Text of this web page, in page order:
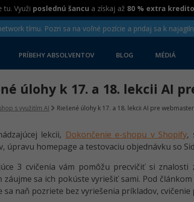
tu. Využi poslednú šancu a získaj až 80 % extra
tímu. Pozri sa na voľné pozície a pridaj sa k
PRÍBEHY ABSOLVENTOV BLOG MÉDIÁ
úlohy k 17. a 18. lekcii AI
s využitím AI Riešené úlohy k 17. a 18. lekcii AI pre
lekcii, Dokončenie e-shopu v Shopify,
úpravu homepage a testovaciu objednávku so
3 cvičenia vám pomôžu precvičiť si
záujme sa ich pokúste vyriešiť sami. Pod
sa naň pozriete bez vyriešenia príkladov,